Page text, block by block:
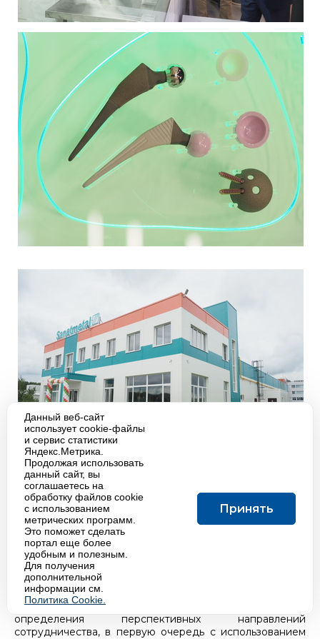
Делегация Агентства по ядерной энергии
Организации экономического сотрудничества и
развития посетила ГНЦ РФ – ФЭИ (24.05.2018)
Целью визита делегации под руководством
генерального директора Агентства по ядерной
энергетике при ОЭСР (NEA/OECD) Уильяма Мэгвуда
стало ознакомление с деятельностью Физико-
энергетического института им. А.И. Лейпунского для
определения перспективных направлений
сотрудничества, в первую очередь с использованием
Данный веб-сайт
использует cookie-файлы
и сервис статистики
Яндекс.Метрика.
Продолжая использовать
данный сайт, вы
соглашаетесь на
обработку файлов cookie
с использованием
метрических программ.
Это поможет сделать
портал еще более
удобным и полезным.
Для получения
дополнительной
информации см.
Политика Cookie.
Принять